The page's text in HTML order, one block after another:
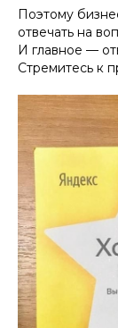
Поэтому
отвечать на
И главное —
Стремитесь к